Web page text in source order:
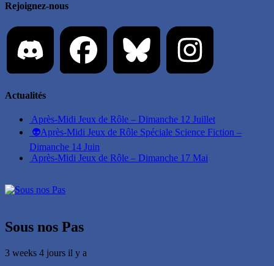
Rejoignez-nous
Actualités
Après-Midi Jeux de Rôle – Dimanche 12 Juillet
👽Après-Midi Jeux de Rôle Spéciale Science Fiction –
Dimanche 14 Juin
Après-Midi Jeux de Rôle – Dimanche 17 Mai
Sous nos Pas
3 weeks 4 jours il y a